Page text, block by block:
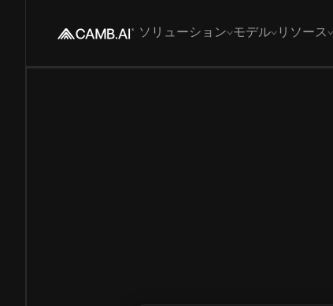
ソリューション モデル リソース